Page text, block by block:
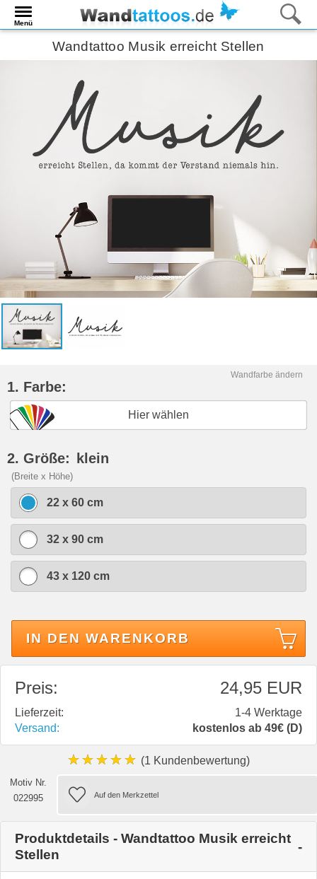
Menü
Wandtattoo Musik erreicht Stellen
Wandfarbe ändern
1. Farbe:
Hier wählen
2. Größe: klein
(Breite x Höhe)
22 x 60 cm
32 x 90 cm
43 x 120 cm
IN DEN WARENKORB
Preis: 24,95 EUR
Lieferzeit:
1-4 Werktage
Versand:
kostenlos ab 49€ (D)
★★★★★ (1 Kundenbewertung)
Motiv Nr.
022995
Produktdetails - Wandtattoo Musik erreicht
Stellen